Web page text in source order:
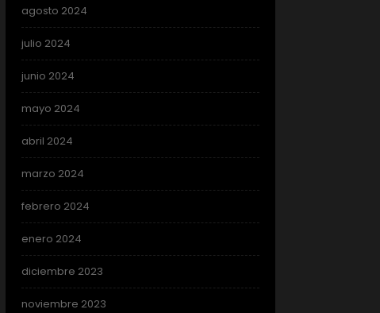
agosto 2024
julio 2024
junio 2024
mayo 2024
abril 2024
marzo 2024
febrero 2024
enero 2024
diciembre 2023
noviembre 2023